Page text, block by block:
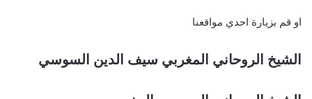
او قم بزيارة احدي مواقعنا
الشيخ الروحاني المغربي سيف الدين السوسي